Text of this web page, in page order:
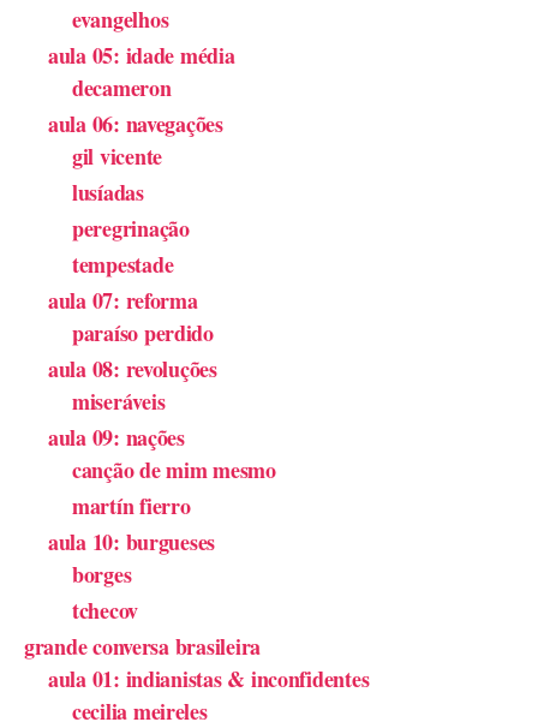
evangelhos
aula 05: idade média
decameron
aula 06: navegações
gil vicente
lusíadas
peregrinação
tempestade
aula 07: reforma
paraíso perdido
aula 08: revoluções
miseráveis
aula 09: nações
canção de mim mesmo
martín fierro
aula 10: burgueses
borges
tchecov
grande conversa brasileira
aula 01: indianistas & inconfidentes
cecilia meireles